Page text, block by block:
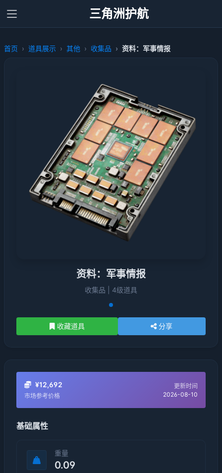
三角洲护航
首页 道具展示 其他 收集品 资料：军事情报
资料：军事情报
收集品 | 4级道具
收藏道具 分享
¥12,692
市场参考价格
更新时间
2026-08-10
基础属性
重量
0.09